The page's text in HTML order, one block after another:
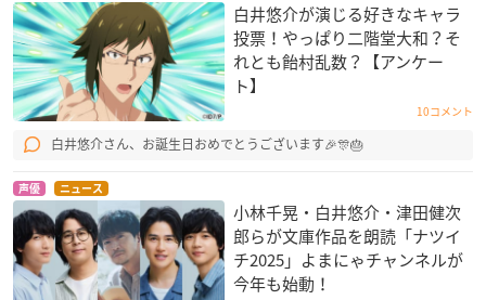
美男高校地球防衛部
E！
白井悠介が演じる好きなキャラ
投票！やっぱり二階堂大和？そ
れとも飴村乱数？【アンケー
ト】
10コメント
白井悠介さん、お誕生日おめでとうございます🎉🎊🎂
声優 ニュース
小林千晃・白井悠介・津田健次
郎らが文庫作品を朗読「ナツイ
チ2025」よまにゃチャンネルが
今年も始動！